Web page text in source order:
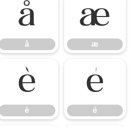
å
å
æ
æ
è
è
é
é